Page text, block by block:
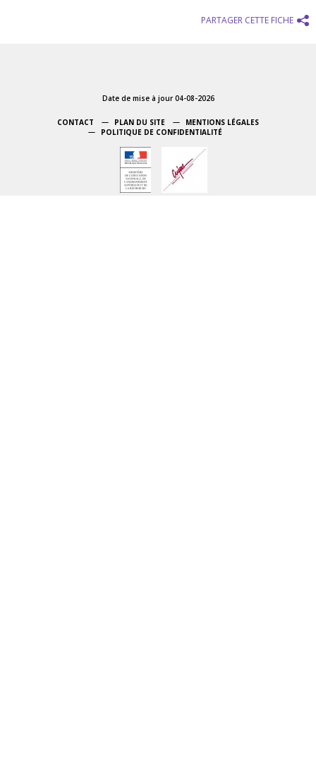
PARTAGER CETTE FICHE
Date de mise à jour 04-08-2026
CONTACT PLAN DU SITE
MENTIONS LÉGALES
POLITIQUE DE CONFIDENTIALITÉ